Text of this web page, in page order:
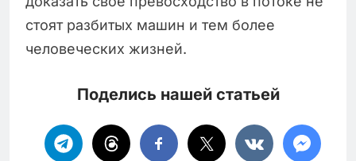
стоят разбитых машин и тем более
человеческих жизней.
Поделись нашей статьей